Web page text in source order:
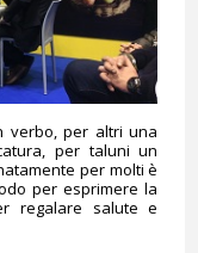
verbo, per altri una
per taluni un
per molti è
per esprimere la
regalare salute e